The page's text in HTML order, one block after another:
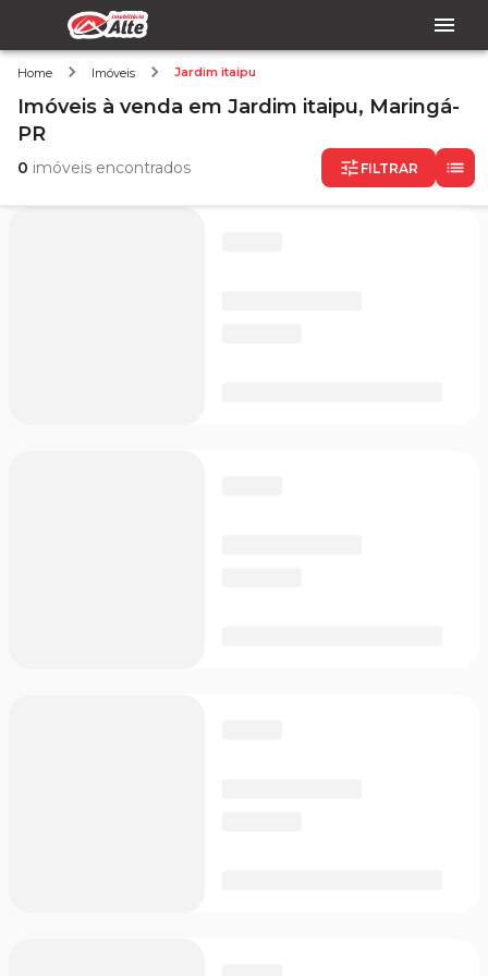
Home Imóveis Jardim itaipu
Imóveis à venda em Jardim itaipu, Maringá-
PR
0 imóveis encontrados FILTRAR